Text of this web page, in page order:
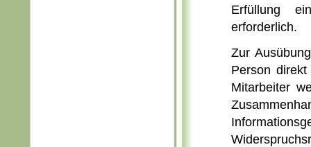
Erfüllung
erforderlich.
Zur
Person
Mitarbeiter